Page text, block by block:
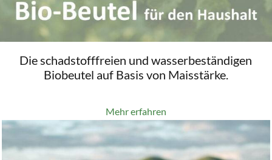
Die schadstofffreien und wasserbeständigen
Biobeutel auf Basis von Maisstärke.
Mehr erfahren